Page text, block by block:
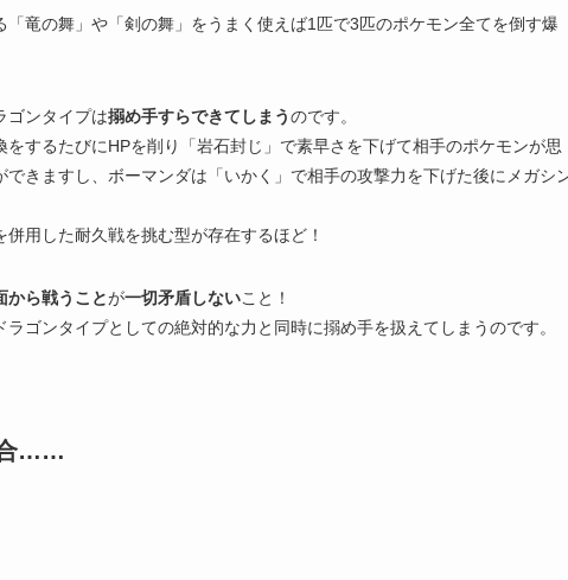
竜の舞」や「剣の舞」をうまく使えば1匹で3匹のポケモン全てを倒す爆
ゴンタイプは搦め手すらできてしまうのです。
するたびにHPを削り「岩石封じ」で素早さを下げて相手のポケモンが思
きますし、ボーマンダは「いかく」で相手の攻撃力を下げた後にメガシ
用した耐久戦を挑む型が存在するほど！
から戦うことが一切矛盾しないこと！
ゴンタイプとしての絶対的な力と同時に搦め手を扱えてしまうのです。
合……